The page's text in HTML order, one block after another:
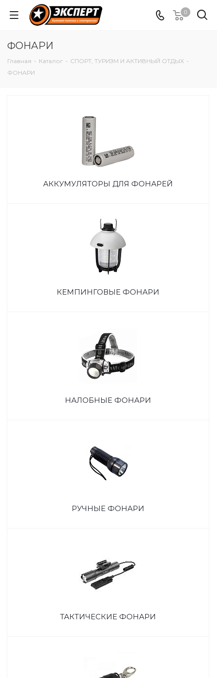
0
ФОНАРИ
Главная - Каталог - СПОРТ, ТУРИЗМ И АКТИВНЫЙ ОТДЫХ -
ФОНАРИ
АККУМУЛЯТОРЫ ДЛЯ ФОНАРЕЙ
КЕМПИНГОВЫЕ ФОНАРИ
НАЛОБНЫЕ ФОНАРИ
РУЧНЫЕ ФОНАРИ
ТАКТИЧЕСКИЕ ФОНАРИ